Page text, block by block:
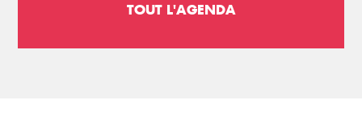
TOUT L'AGENDA